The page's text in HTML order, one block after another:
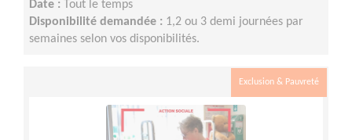
Date : Tout le temps
Disponibilité demandée : 1,2 ou 3 demi journées par
semaines selon vos disponibilités.
Exclusion & Pauvreté